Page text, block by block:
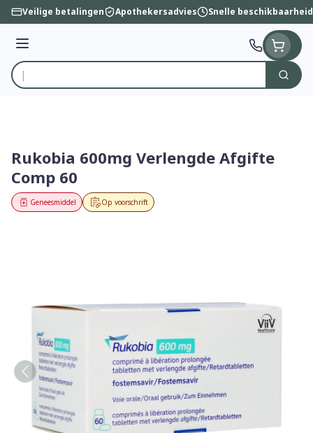
Ga naar de inhoud
Veilige betalingen Apothekersadvies Snelle beschikbaarheid
Menu
Product, merk, categorie...
Zoek
Rukobia 600mg Verlengde Afgifte
Comp 60
Op voorschrift
Geneesmiddel